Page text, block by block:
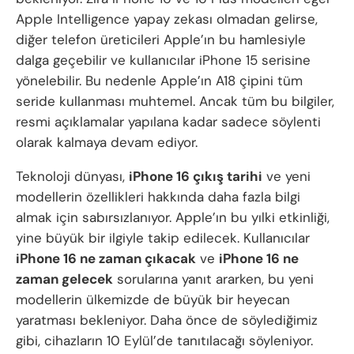
Apple Intelligence yapay zekası olmadan gelirse,
diğer telefon üreticileri Apple’ın bu hamlesiyle
dalga geçebilir ve kullanıcılar iPhone 15 serisine
yönelebilir. Bu nedenle Apple’ın A18 çipini tüm
seride kullanması muhtemel. Ancak tüm bu bilgiler,
resmi açıklamalar yapılana kadar sadece söylenti
olarak kalmaya devam ediyor.
Teknoloji dünyası, iPhone 16 çıkış tarihi ve yeni
modellerin özellikleri hakkında daha fazla bilgi
almak için sabırsızlanıyor. Apple’ın bu yılki etkinliği,
yine büyük bir ilgiyle takip edilecek. Kullanıcılar
iPhone 16 ne zaman çıkacak ve iPhone 16 ne
zaman gelecek sorularına yanıt ararken, bu yeni
modellerin ülkemizde de büyük bir heyecan
yaratması bekleniyor. Daha önce de söylediğimiz
gibi, cihazların 10 Eylül’de tanıtılacağı söyleniyor.